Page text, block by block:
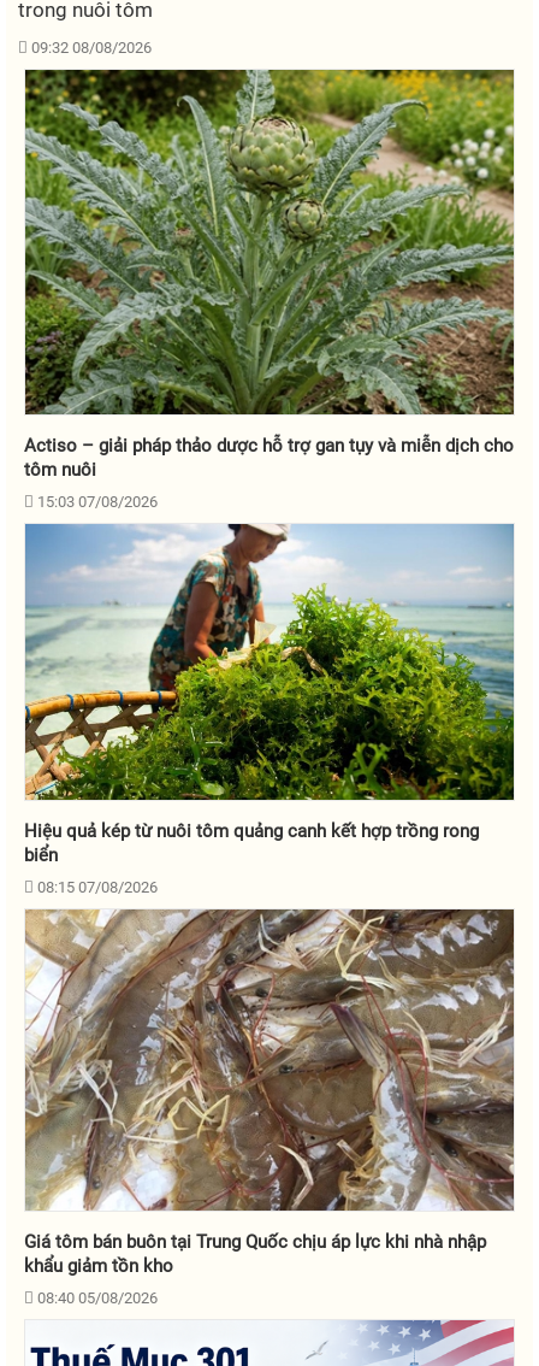
trong nuôi tôm
09:32 08/08/2026
Actiso – giải pháp thảo dược hỗ trợ gan tụy và miễn dịch cho
tôm nuôi
15:03 07/08/2026
Hiệu quả kép từ nuôi tôm quảng canh kết hợp trồng rong
biển
08:15 07/08/2026
Giá tôm bán buôn tại Trung Quốc chịu áp lực khi nhà nhập
khẩu giảm tồn kho
08:40 05/08/2026